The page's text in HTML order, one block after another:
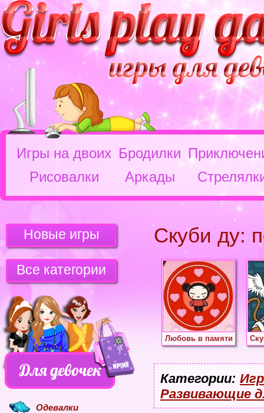
Игры на двоих Бродилки
Рисовалки
Аркады
Скуби ду:
Любовь в памяти
Категории:
Развивающие
Новые игры
Все категории
Одевалки